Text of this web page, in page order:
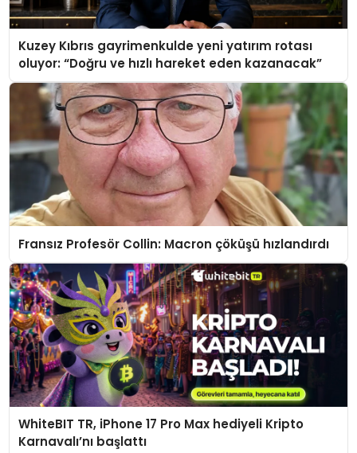
Kuzey Kıbrıs gayrimenkulde yeni yatırım rotası
oluyor: “Doğru ve hızlı hareket eden kazanacak”
Fransız Profesör Collin: Macron çöküşü hızlandırdı
WhiteBIT TR, iPhone 17 Pro Max hediyeli Kripto
Karnavalı’nı başlattı